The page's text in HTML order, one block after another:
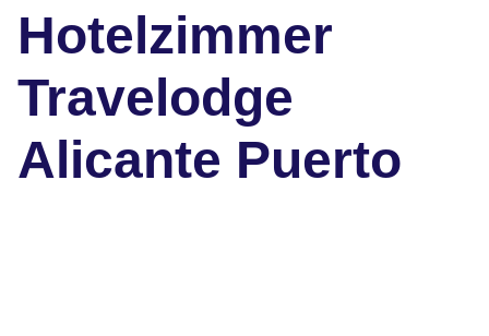
Hotelzimmer
Travelodge
Alicante Puerto